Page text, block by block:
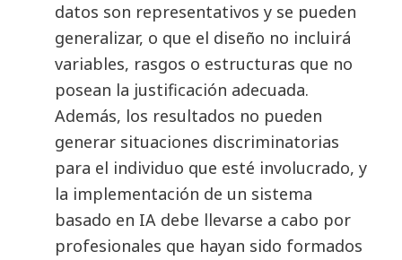
datos son representativos y se pueden
generalizar, o que el diseño no incluirá
variables, rasgos o estructuras que no
posean la justificación adecuada.
Además, los resultados no pueden
generar situaciones discriminatorias
para el individuo que esté involucrado, y
la implementación de un sistema
basado en IA debe llevarse a cabo por
profesionales que hayan sido formados